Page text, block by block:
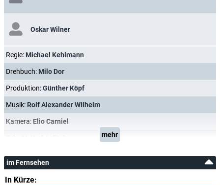
Oskar Wilner
Regie: Michael Kehlmann
Drehbuch: Milo Dor
Produktion:Günther Köpf
Musik: Rolf Alexander Wilhelm
Kamera: Elio Carniel
mehr
im Fernsehen
In Kürze: